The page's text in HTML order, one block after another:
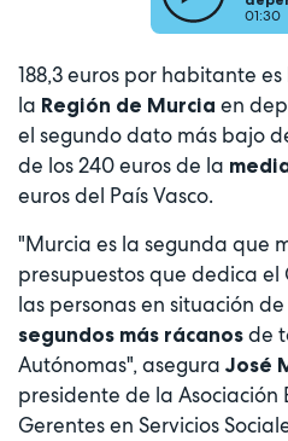
01:30
188,3 euros por habitante
la Región de Murcia en
el segundo dato más bajo
de los 240 euros de la
euros del País Vasco.
"Murcia es la segunda que
presupuestos que dedica
las personas en situación
segundos más rácanos de
Autónomas", asegura José
presidente de la Asociación
Gerentes en Servicios